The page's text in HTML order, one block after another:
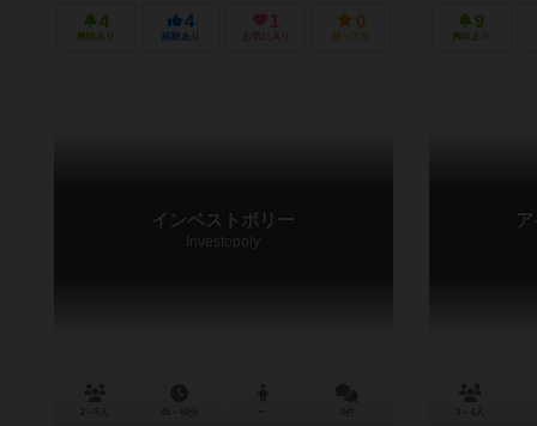
4
興味あり
4
経験あり
1
お気に入り
0
持ってる
9
興味あり
インベストポリー
Investopoly